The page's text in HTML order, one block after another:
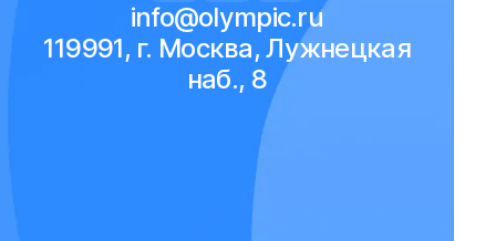
info@olympic.ru
119991, г. Москва, Лужнецкая
наб., 8